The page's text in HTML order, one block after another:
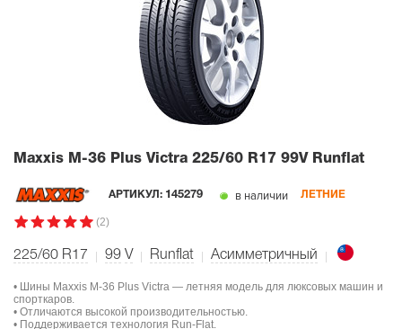
Maxxis M-36 Plus Victra 225/60 R17 99V Runflat
АРТИКУЛ: 145279 в наличии ЛЕТНИЕ
(2)
225/60 R17 99 V Runflat Асимметричный
• Шины Maxxis M-36 Plus Victra — летняя модель для люксовых машин и
спорткаров.
• Отличаются высокой производительностью.
• Поддерживается технология Run-Flat.